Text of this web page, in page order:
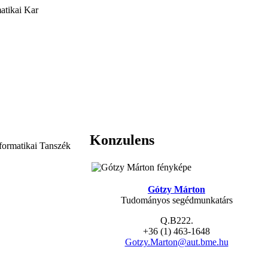
Kar
Konzulens
Gótzy Márton
Tudományos segédmunkatárs
Q.B222.
+36 (1) 463-1648
Gotzy.Marton@aut.bme.hu
Tanszék